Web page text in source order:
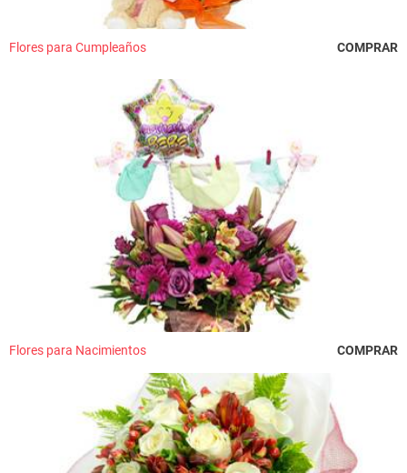
Flores para Cumpleaños COMPRAR
Flores para Nacimientos COMPRAR